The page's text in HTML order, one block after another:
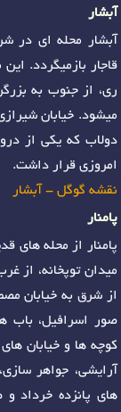
آبشار
قاجار بازمیگردد.
ری، از جنوب به
میشود. خیابان
دولاب که یکی از
امروزی قرار داشت.
نقشه گوگل - آبشار
پامنار
پامنار از محله های
میدان توپخانه، از
از شرق به خیابان
صور اسرافیل، باب
کوچه ها و خیابان
آرایشی، جواهر
های پانزده خرداد و